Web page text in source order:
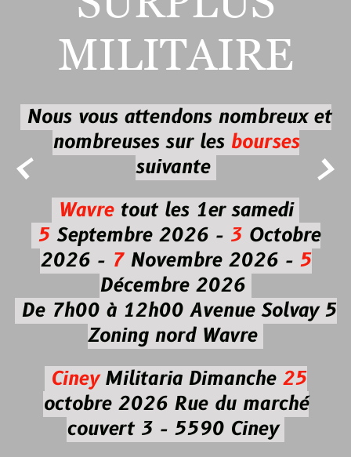
 
MILITAIRE
Nous vous attendons nombreux et
nombreuses sur les bourses
suivante
Wavretout les 1er samedi
5Septembre 2026 - 3Octobre
2026 -7Novembre 2026 - 5
Décembre 2026
De 7h00 à 12h00 Avenue Solvay 5
Zoning nord Wavre
CineyMilitaria Dimanche 25
octobre 2026Rue du marché
couvert 3 - 5590 Ciney